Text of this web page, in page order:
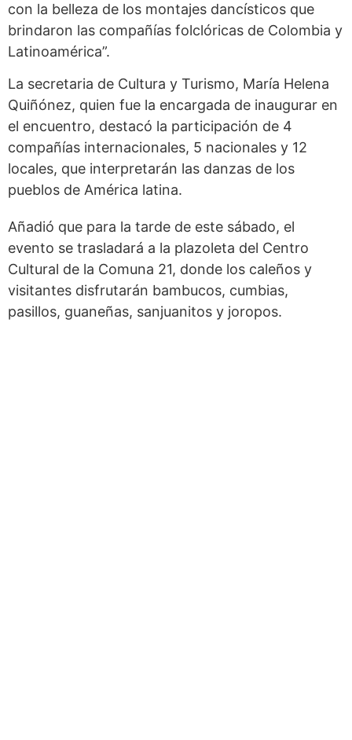
con la belleza de los montajes dancísticos que
brindaron las compañías folclóricas de Colombia y
Latinoamérica”.
La secretaria de Cultura y Turismo, María Helena
Quiñónez, quien fue la encargada de inaugurar en
el encuentro, destacó la participación de 4
compañías internacionales, 5 nacionales y 12
locales, que interpretarán las danzas de los
pueblos de América latina.
Añadió que para la tarde de este sábado, el
evento se trasladará a la plazoleta del Centro
Cultural de la Comuna 21, donde los caleños y
visitantes disfrutarán bambucos, cumbias,
pasillos, guaneñas, sanjuanitos y joropos.